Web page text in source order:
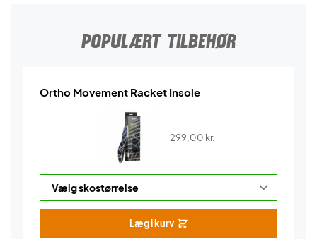
POPULÆRT TILBEHØR
Ortho Movement Racket Insole
299,00 kr.
Læg i kurv